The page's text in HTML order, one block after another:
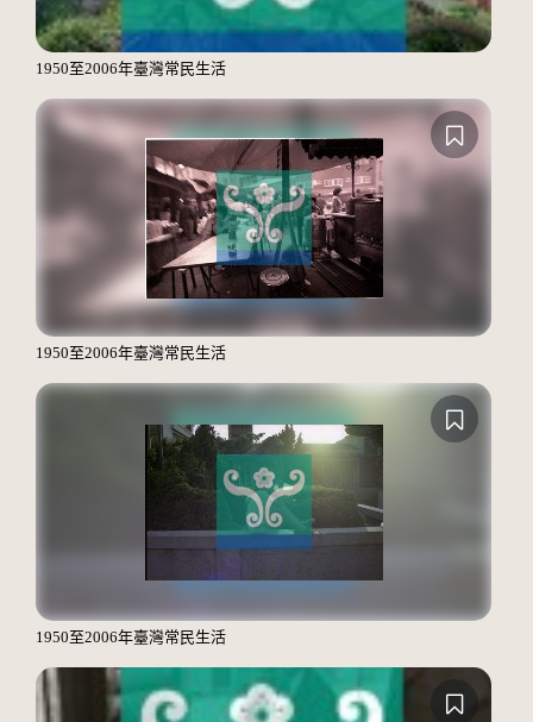
1950至2006年臺灣常民生活
1950至2006年臺灣常民生活
1950至2006年臺灣常民生活